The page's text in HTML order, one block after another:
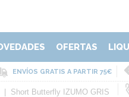
OFERTAS
ENVÍOS GRATIS A PARTIR 75€
Short Butterfly IZUMO GRIS